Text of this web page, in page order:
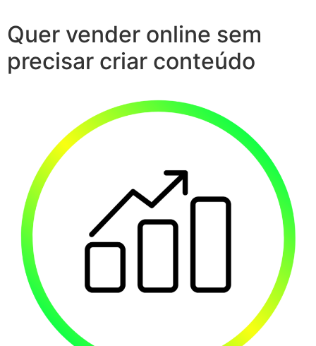
Quer vender online sem
precisar criar conteúdo